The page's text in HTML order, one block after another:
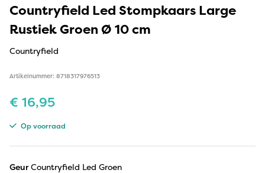
Countryfield Led Stompkaars Large
Rustiek Groen Ø 10 cm
Countryfield
Artikelnummer: 8718317976513
€ 16,95
Op voorraad
GeurCountryfield Led Groen